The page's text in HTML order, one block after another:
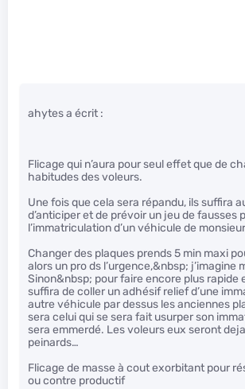
ahytes a écrit :
Flicage qui n’aura pour seul effet que de
habitudes des voleurs.
Une fois que cela sera répandu, ils suffira
d’anticiper et de prévoir un jeu de fausses
l’immatriculation d’un véhicule de
Changer des plaques prends 5 min maxi
alors un pro ds l’urgence,&nbsp; j’imagine
Sinon&nbsp; pour faire encore plus rapide
suffira de coller un adhésif relief d’une
autre véhicule par dessus les anciennes
sera celui qui se sera fait usurper son
sera emmerdé. Les voleurs eux seront
peinards…
Flicage de masse à cout exorbitant pour
ou contre productif